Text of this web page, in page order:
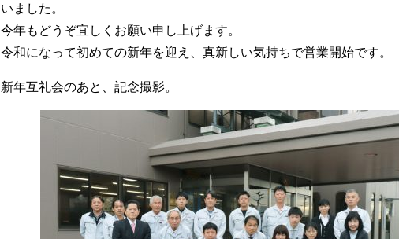
いました。
今年もどうぞ宜しくお願い申し上げます。
令和になって初めての新年を迎え、真新しい気持ちで営業開始です。
新年互礼会のあと、記念撮影。